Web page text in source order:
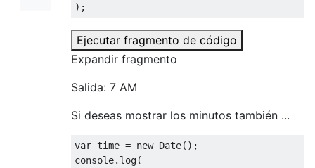
);
Ejecutar fragmento de código
Expandir fragmento
Salida: 7 AM
Si deseas mostrar los minutos también ...
var time = new Date();
console. log(